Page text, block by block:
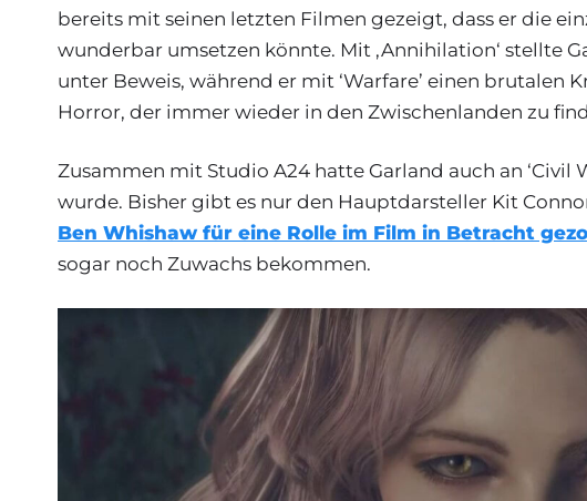
bereits mit seinen letzten Filmen gezeigt, dass er die
wunderbar umsetzen könnte. Mit ‚Annihilation‘ stellte
unter Beweis, während er mit ‘Warfare’ einen brutalen
Horror, der immer wieder in den Zwischenlanden zu
Zusammen mit Studio A24 hatte Garland auch an ‘Civil
wurde. Bisher gibt es nur den Hauptdarsteller Kit
Ben Whishaw für eine Rolle im Film in Betracht
sogar noch Zuwachs bekommen.